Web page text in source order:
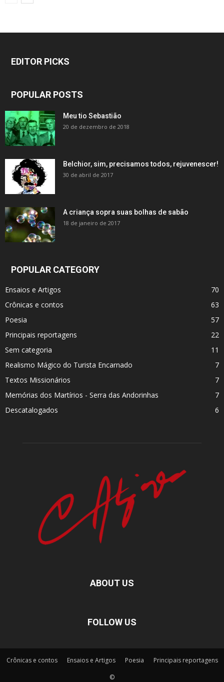
EDITOR PICKS
POPULAR POSTS
Meu tio Sebastião
20 de dezembro de 2018
Belchior, sim, precisamos todos, rejuvenescer!
30 de abril de 2017
A criança sopra suas bolhas de sabão
18 de janeiro de 2017
POPULAR CATEGORY
Ensaios e Artigos
70
Crônicas e contos
63
Poesia
57
Principais reportagens
22
Sem categoria
11
Realismo Mágico do Turista Encarnado
7
Textos Missionários
7
Memórias dos Martí­rios - Serra das Andorinhas
7
Descatalogados
6
ABOUT US
FOLLOW US
Crônicas e contos Ensaios e Artigos Poesia
Principais reportagens
©